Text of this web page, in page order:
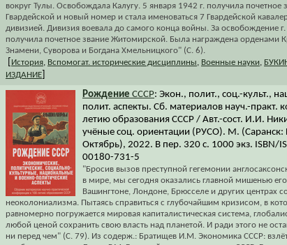
вокруг Тулы. Освобождала Калугу. 5 января 1942 г. получила почетное
Гвардейской и новый номер и стала именоваться 7 Гвардейской
дивизией. Дивизия воевала до самого конца войны. За освобождение
получила почетное звание Житомирской. Была награждена орденами
Знамени, Суворова и Богдана Хмельницкого" (С. 6).
История Вспомогат. исторические дисциплины Военные науки
ИЗДАНИЕ
Рождение СССР: Экон., полит., соц.-культ.,
полит. аспекты. Сб. материалов науч.-практ.
летию образования СССР / Авт.-сост. И.И.
учёные соц. ориентации (РУСО). М. (Саранск:
Октябрь), 2022. В пер. 320 с. 1000 экз. ISBN/
00180-731-5
"Бросив вызов преступной гегемонии
в мире, мы сегодня оказались главной мишенью его
Вашингтоне, Лондоне, Брюсселе и других центрах
неоколониализма. Пытаясь справиться с глубочайшим кризисом, в
равномерно погружается мировая капиталистическая система,
любой ценой сохранить свою власть над планетой. И ради этого не
ни перед чем" (С. 79). Из содерж.: Братищев И.М. Экономика СССР: